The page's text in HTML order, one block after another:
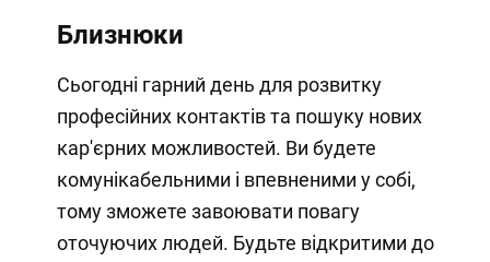
Близнюки
Сьогодні гарний день для розвитку
професійних контактів та пошуку нових
кар'єрних можливостей. Ви будете
комунікабельними і впевненими у собі,
тому зможете завоювати повагу
оточуючих людей. Будьте відкритими до